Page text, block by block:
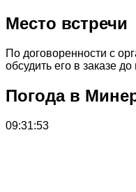
Место встречи
По договоренности с
обсудить его в заказе
Погода в
09:31:53